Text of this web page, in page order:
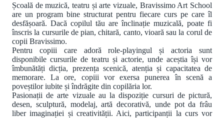
Școală de muzică, teatru și arte vizuale, Bravissimo Art School
are un program bine structurat pentru fiecare curs pe care îl
desfășoară. Dacă copilul tău are înclinație muzicală, poate fi
înscris la cursurile de pian, chitară, canto, vioară sau la corul de
copii Bravissimo.
Pentru copiii care adoră role-playingul și actoria sunt
disponibile cursurile de teatru și actorie, unde aceștia își vor
îmbunătăți dicția, prezența scenică, atenția și capacitatea de
memorare. La ore, copiii vor exersa punerea în scenă a
poveștilor iubite și îndrăgite din copilăria lor.
Pasionații de arte vizuale au la dispoziție cursuri de pictură,
desen, sculptură, modelaj, artă decorativă, unde pot da frâu
liber imaginației și creativității. Aici, participanții la curs vor